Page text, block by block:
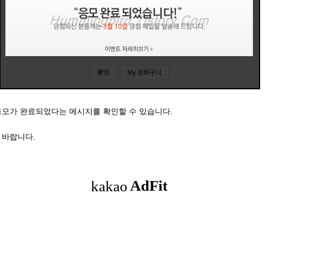
가 완료되었다는 메시지를 확인할 수 있습니다.
랍니다.